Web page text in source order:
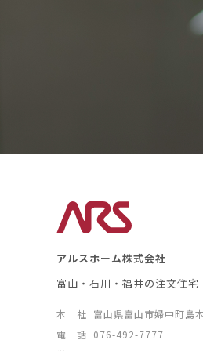
アルスホーム株式会社
富山・石川・福井の注文住宅
本 社 富山県富山市婦中町島
電 話 076-492-7777